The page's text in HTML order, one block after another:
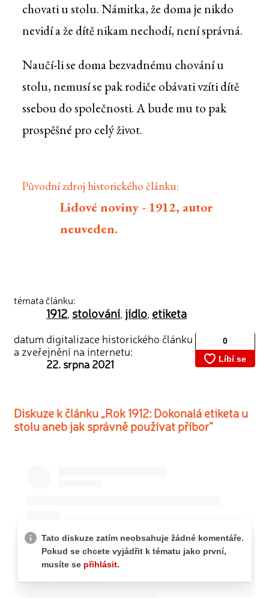
chovati u stolu. Námitka, že doma je nikdo
nevidí a že dítě nikam nechodí, není správná.
Naučí-li se doma bezvadnému chování u
stolu, nemusí se pak rodiče obávati vzíti dítě
ssebou do společnosti. A bude mu to pak
prospěšné pro celý život.
Původní zdroj historického článku:
Lidové noviny - 1912, autor
neuveden.
témata článku:
1912, stolování, jídlo, etiketa
datum digitalizace historického článku
a zveřejnění na internetu:
22. srpna 2021
Diskuze k článku „Rok 1912: Dokonalá etiketa u
stolu aneb jak správně používat příbor“